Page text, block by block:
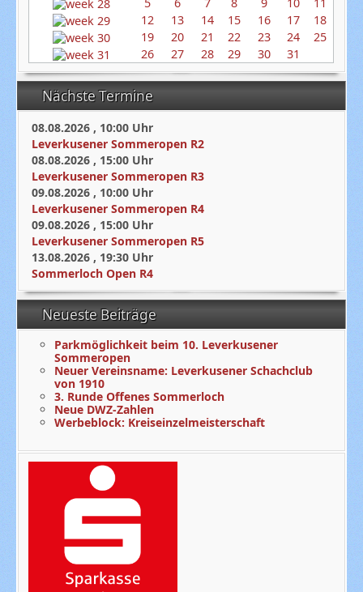
12
13 14 15 16 17
18
19
20 21 22 23 24
25
26
27 28 29 30 31
Nächste Termine
08.08.2026 , 10:00 Uhr
Leverkusener Sommeropen R2
08.08.2026 , 15:00 Uhr
Leverkusener Sommeropen R3
09.08.2026 , 10:00 Uhr
Leverkusener Sommeropen R4
09.08.2026 , 15:00 Uhr
Leverkusener Sommeropen R5
13.08.2026 , 19:30 Uhr
Sommerloch Open R4
Neueste Beiträge
Parkmöglichkeit beim 10. Leverkusener
Sommeropen
Neuer Vereinsname: Leverkusener Schachclub
von 1910
3. Runde Offenes Sommerloch
Neue DWZ-Zahlen
Werbeblock: Kreiseinzelmeisterschaft